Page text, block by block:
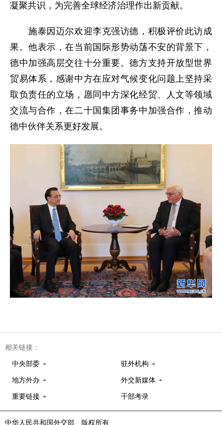
凝聚共识，为完善全球经济治理作出新贡献。
施泰因迈尔欢迎李克强访德，积极评价此访成
果。他表示，在当前国际形势动荡不安的背景下，
德中加强高层交往十分重要。德方支持开放型世界
贸易体系，感谢中方在应对气候变化问题上坚持采
取负责任的立场，愿同中方深化经贸、人文等领域
交流与合作，在二十国集团事务中加强合作，推动
德中伙伴关系更好发展。
相关链接：
中央部委 驻外机构
地方外办 外交新媒体
重要链接 干部考录
中华人民共和国外交部 版权所有